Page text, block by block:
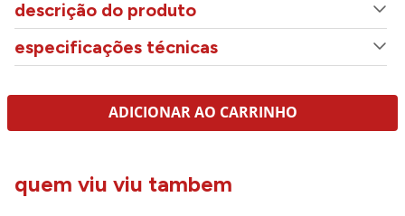
descrição do produto
especificações técnicas
ADICIONAR AO CARRINHO
quem viu viu tambem